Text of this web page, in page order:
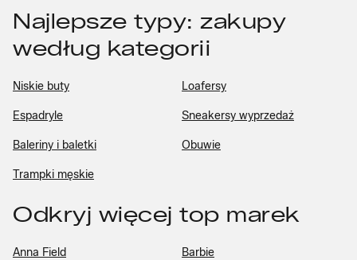
Najlepsze typy: zakupy
według kategorii
Niskie buty Loafersy
Espadryle Sneakersy wyprzedaż
Baleriny i baletki Obuwie
Trampki męskie
Odkryj więcej top marek
Anna Field Barbie